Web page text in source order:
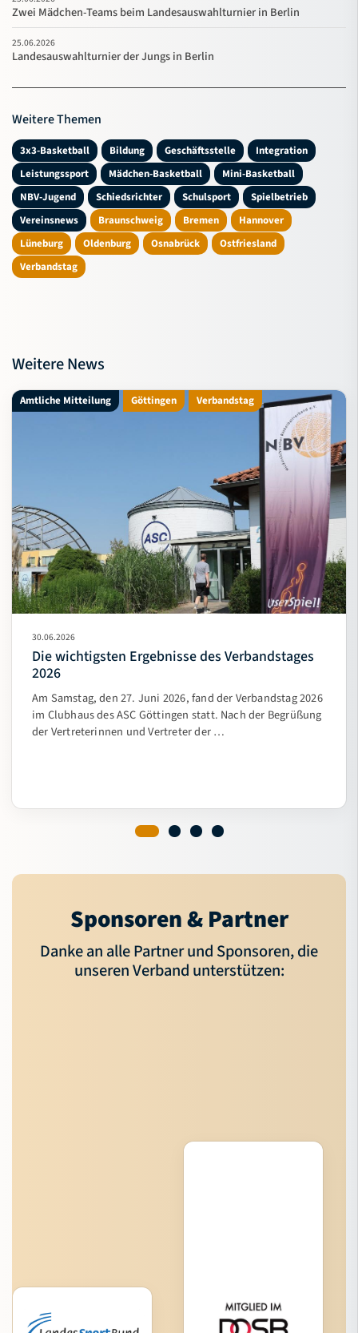
Zwei Mädchen-Teams beim Landesauswahlturnier in Berlin
25.06.2026
Landesauswahlturnier der Jungs in Berlin
Weitere Themen
3x3-Basketball Bildung Geschäftsstelle
Integration
Leistungssport
Mädchen-Basketball
Mini-Basketball
NBV-Jugend
Schiedsrichter Schulsport
Spielbetrieb
Vereinsnews
Braunschweig Bremen
Hannover
Lüneburg
Oldenburg Osnabrück
Ostfriesland
Verbandstag
Weitere News
Amtliche Mitteilung Göttingen Verbandstag
30.06.2026
Die wichtigsten Ergebnisse des Verbandstages
2026
Am Samstag, den 27. Juni 2026, fand der Verbandstag 2026
im Clubhaus des ASC Göttingen statt. Nach der Begrüßung
der Vertreterinnen und Vertreter der …
Sponsoren & Partner
Danke an alle Partner und Sponsoren, die
unseren Verband unterstützen: